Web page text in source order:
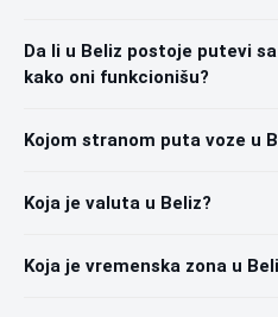
Da li u Beliz postoje putevi
kako oni funkcionišu?
Kojom stranom puta voze u
Koja je valuta u Beliz?
Koja je vremenska zona u